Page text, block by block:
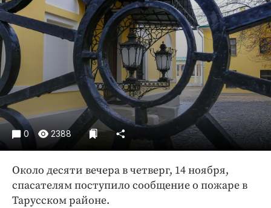
Криминал
Культура
Недвижимость и ЖКХ
Образование
Общество
Погода
Праздники
Происшествия
Спорт
Экономика и бизнес
ПРОЕКТЫ
0 2388
Около десяти вечера в четверг, 14 ноября,
спасателям поступило сообщение о пожаре в
Тарусском районе.